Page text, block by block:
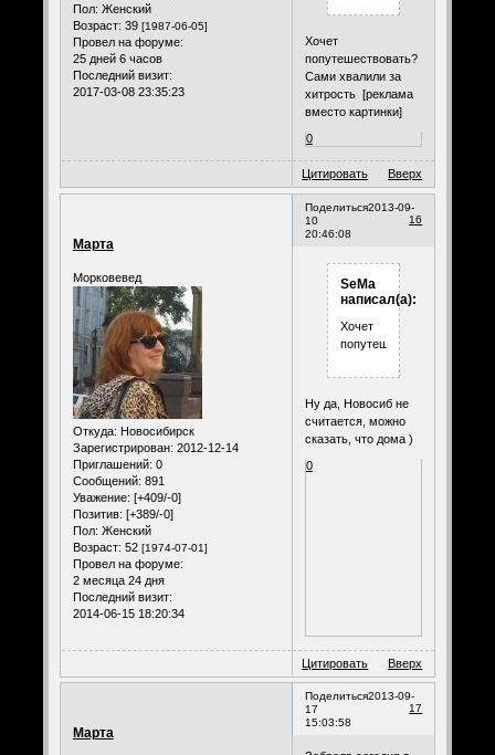
Пол: Женский
Возраст: 39 [1987-06-05]
Провел на форуме:
25 дней 6 часов
Последний визит:
2017-03-08 23:35:23
Хочет
попутешествовать?
Сами хвалили за
хитрость [реклама
вместо картинки]
0
Цитировать Вверх
Поделиться
16
2013-09-
10
20:46:08
Марта
Морковевед
Откуда: Новосибирск
Зарегистрирован: 2012-12-14
Приглашений: 0
Сообщений: 891
Уважение: [+409/-0]
Позитив: [+389/-0]
Пол: Женский
Возраст: 52 [1974-07-01]
Провел на форуме:
2 месяца 24 дня
Последний визит:
2014-06-15 18:20:34
SeMa
написал(а):
Хочет
попутешествовать?
Ну да, Новосиб не
считается, можно
сказать, что дома )
0
Цитировать Вверх
Поделиться
17
2013-09-
17
15:03:58
Марта